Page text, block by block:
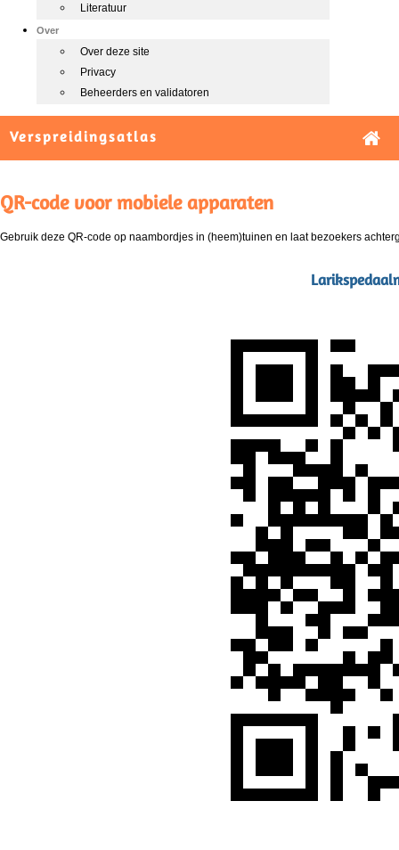
Literatuur
Over
Over deze site
Privacy
Beheerders en validatoren
Verspreidingsatlas
QR-code voor mobiele apparaten
Gebruik deze QR-code op naambordjes in (heem)tuinen en laat bezoekers